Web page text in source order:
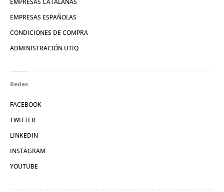
EMPRESAS ESPAÑOLAS
CONDICIONES DE COMPRA
ADMINISTRACIÓN UTIQ
Redes
FACEBOOK
TWITTER
LINKEDIN
INSTAGRAM
YOUTUBE